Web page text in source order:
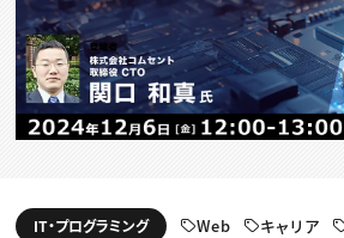
CREATIVE JOB求人検索
特集求人
採用説明会
転職支援サービス
CONTENTS
スキルアップしたい！
動画配信・映像制作
TOP Creator’s コラム トップ
IT・プログラミング Web キャリア